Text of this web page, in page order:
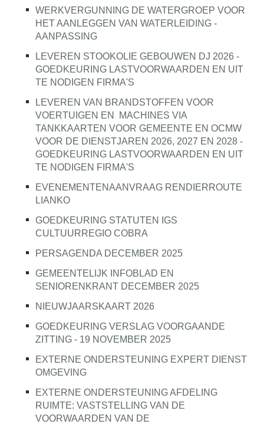
WERKVERGUNNING DE WATERGROEP VOOR
HET AANLEGGEN VAN WATERLEIDING -
AANPASSING
LEVEREN STOOKOLIE GEBOUWEN DJ 2026 -
GOEDKEURING LASTVOORWAARDEN EN UIT
TE NODIGEN FIRMA'S
LEVEREN VAN BRANDSTOFFEN VOOR
VOERTUIGEN EN
MACHINES VIA
TANKKAARTEN VOOR GEMEENTE EN OCMW
VOOR DE DIENSTJAREN 2026, 2027 EN 2028 -
GOEDKEURING LASTVOORWAARDEN EN UIT
TE NODIGEN FIRMA'S
EVENEMENTENAANVRAAG RENDIERROUTE
LIANKO
GOEDKEURING STATUTEN IGS
CULTUURREGIO COBRA
PERSAGENDA DECEMBER 2025
GEMEENTELIJK INFOBLAD EN
SENIORENKRANT DECEMBER 2025
NIEUWJAARSKAART 2026
GOEDKEURING VERSLAG VOORGAANDE
ZITTING - 19 NOVEMBER 2025
EXTERNE ONDERSTEUNING EXPERT DIENST
OMGEVING
EXTERNE ONDERSTEUNING AFDELING
RUIMTE: VASTSTELLING VAN DE
VOORWAARDEN VAN DE